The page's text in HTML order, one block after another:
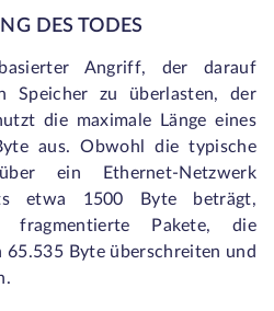
DES TODES
Angriff, der darauf
Speicher zu überlasten, der
die maximale Länge eines
aus. Obwohl die typische
ein Ethernet-Netzwerk
etwa 1500 Byte beträgt,
fragmentierte Pakete, die
65.535 Byte überschreiten und